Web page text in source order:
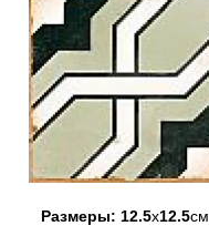
Размеры: 12.5x12.5см